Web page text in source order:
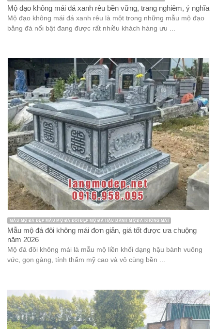
Mộ đạo không mái đá xanh rêu bền vững, trang nghiêm, ý nghĩa
Mộ đạo không mái đá xanh rêu là một trong những mẫu mộ đạo
bằng đá nổi bật đang được rất nhiều khách hàng ưu ...
MẪU MỘ ĐÁ ĐẸP MẪU MỘ ĐÁ ĐÔI ĐẸP MỘ ĐÁ HẬU BÀNH MỘ ĐÁ KHÔNG MÁI
Mẫu mộ đá đôi không mái đơn giản, giá tốt được ưa chuộng
năm 2026
Mộ đá đôi không mái là mẫu mộ liền khối dạng hậu bành vuông
vức, gọn gàng, tính thẩm mỹ cao và vô cùng bền ...